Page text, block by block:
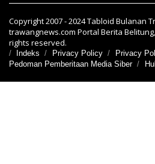
Copyright 2007 - 2024 Tabloid Bulanan
trawangnews.com Portal Berita
rights reserved.
Indeks Privacy Policy
Privacy
Pedoman Pemberitaan Media Siber